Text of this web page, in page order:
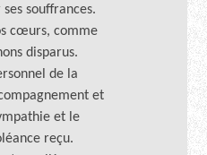
souffrances.
cœurs, comme
disparus.
de la
et
et le
reçu.